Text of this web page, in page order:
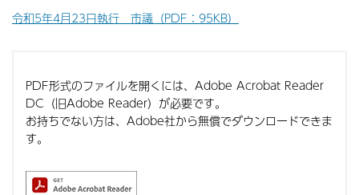
令和5年4月23日執行 市議（PDF：95KB）
PDF形式のファイルを開くには、Adobe Acrobat Reader
DC（旧Adobe Reader）が必要です。
お持ちでない方は、Adobe社から無償でダウンロードできま
す。